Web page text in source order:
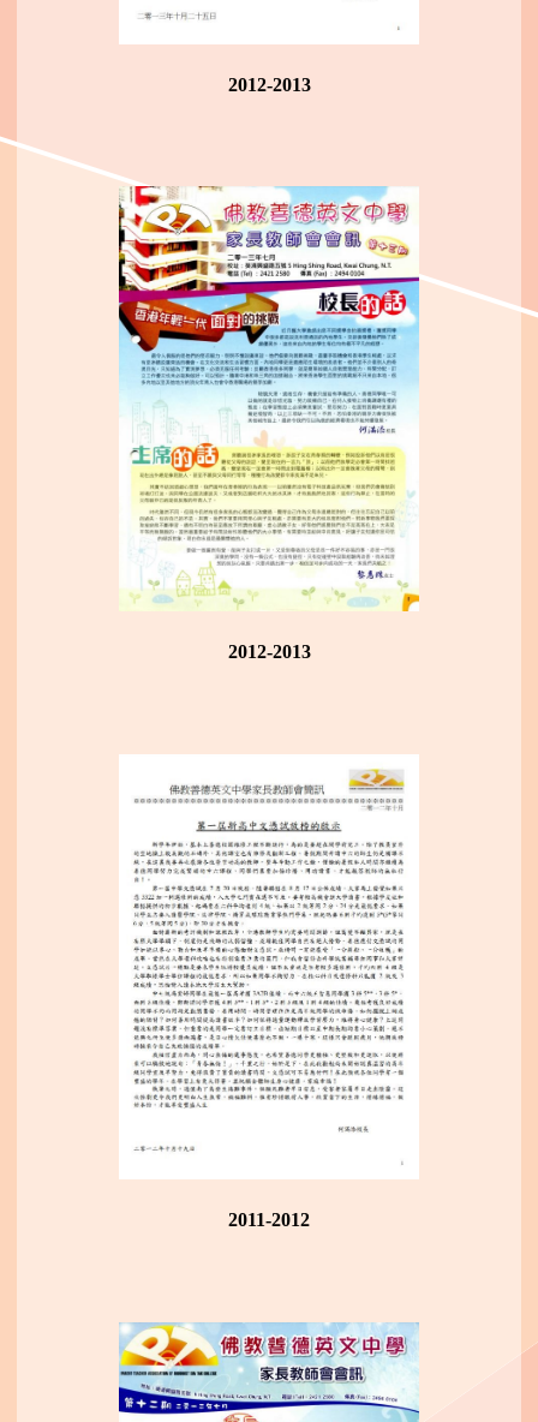
2012-2013
2012-2013
2011-2012